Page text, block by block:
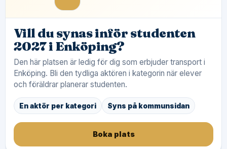
Vill du synas inför studenten
2027 i Enköping?
Den här platsen är ledig för dig som erbjuder transport i
Enköping. Bli den tydliga aktören i kategorin när elever
och föräldrar planerar studenten.
En aktör per kategori Syns på kommunsidan
Boka plats